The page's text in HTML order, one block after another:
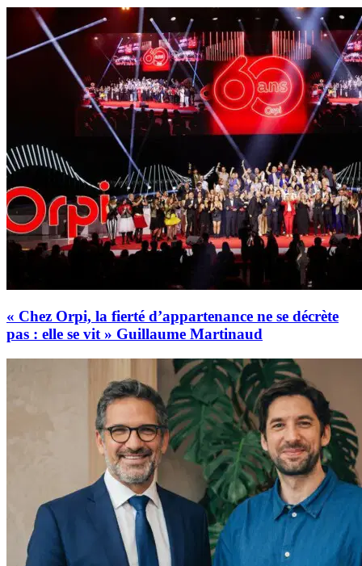
« Chez Orpi, la fierté d’appartenance ne se décrète
pas : elle se vit » Guillaume Martinaud